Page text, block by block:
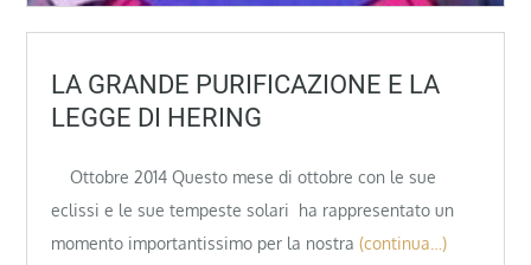
LA GRANDE PURIFICAZIONE E LA
LEGGE DI HERING
Ottobre 2014 Questo mese di ottobre con le sue
eclissi e le sue tempeste solari ha rappresentato un
momento importantissimo per la nostra (continua…)